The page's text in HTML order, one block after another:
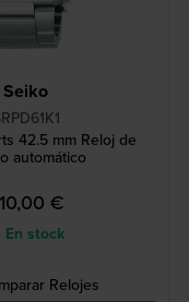
Seiko
42.5 mm Reloj de
automático
€
stock
Relojes